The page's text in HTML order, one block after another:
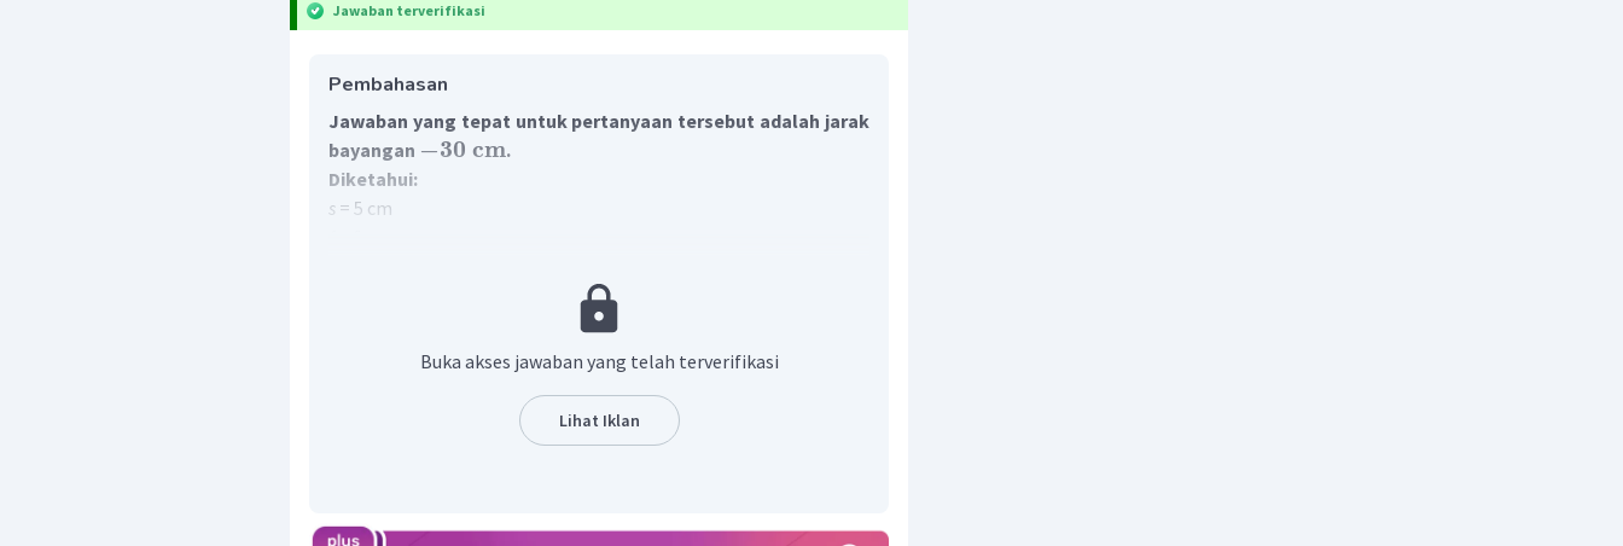
Jawaban terverifikasi
Pembahasan
Jawaban yang tepat untuk pertanyaan tersebut adalah jarak
bayangan −30 cm.
Diketahui:
s = 5 cm
Letak bayangan
1 1
Jadi, jarak bayangan semut adalah−30 cm.
Buka akses jawaban yang telah terverifikasi
Lihat Iklan